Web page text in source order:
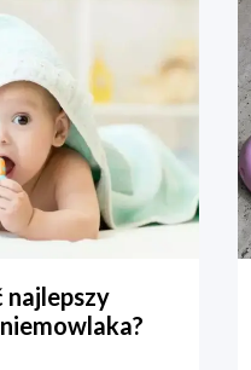
najlepszy